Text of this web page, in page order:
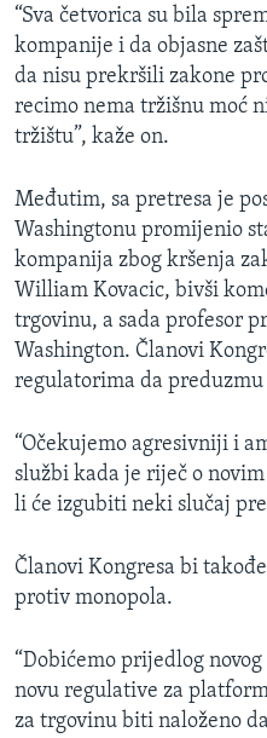
“Sva četvorica su bila
kompanije i da objasne
da nisu prekršili zakone
recimo nema tržišnu moć
tržištu”, kaže on.
Međutim, sa pretresa je
Washingtonu promijenio
kompanija zbog kršenja
William Kovacic, bivši
trgovinu, a sada profesor
Washington. Članovi
regulatorima da
“Očekujemo agresivniji i
službi kada je riječ o
li će izgubiti neki slučaj
Članovi Kongresa bi
protiv monopola.
“Dobićemo prijedlog
novu regulative za
za trgovinu biti naloženo